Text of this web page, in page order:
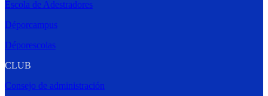
Escola de Adestradores
Déporcampus
Déporescolas
CLUB
Consejo de administración